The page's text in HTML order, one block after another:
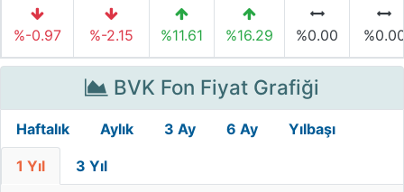
%-0.97 %-2.15 %11.61 %16.29 %0.00
BVK Fon Fiyat Grafiği
Haftalık Aylık 3 Ay 6 Ay Yılbaşı
1 Yıl 3 Yıl